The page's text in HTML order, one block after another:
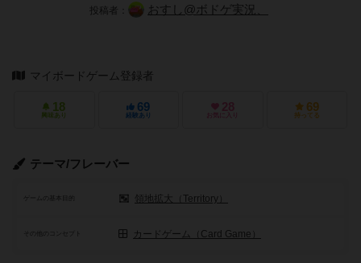
投稿者：
おすし@ボドゲ実況、
マイボードゲーム登録者
18
興味あり
69
経験あり
28
お気に入り
69
持ってる
テーマ/フレーバー
ゲームの基本目的 領地拡大（Territory）
その他のコンセプト カードゲーム（Card Game）